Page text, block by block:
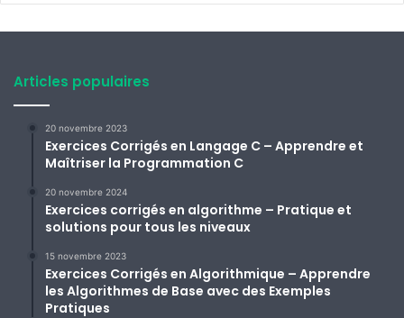
Articles populaires
20 novembre 2023
Exercices Corrigés en Langage C – Apprendre et
Maîtriser la Programmation C
20 novembre 2024
Exercices corrigés en algorithme – Pratique et
solutions pour tous les niveaux
15 novembre 2023
Exercices Corrigés en Algorithmique – Apprendre
les Algorithmes de Base avec des Exemples
Pratiques